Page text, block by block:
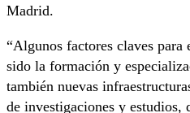
Madrid.
“Algunos factores claves para
sido la formación y
también nuevas
de investigaciones y estudios,